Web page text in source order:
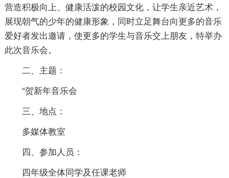
营造积极向上、健康活泼的校园文化，让学生亲近艺术，
展现朝气的少年的健康形象，同时立足舞台向更多的音乐
爱好者发出邀请，使更多的学生与音乐交上朋友，特举办
此次音乐会。
二、主题：
“贺新年音乐会
三、地点：
多媒体教室
四、参加人员：
四年级全体同学及任课老师